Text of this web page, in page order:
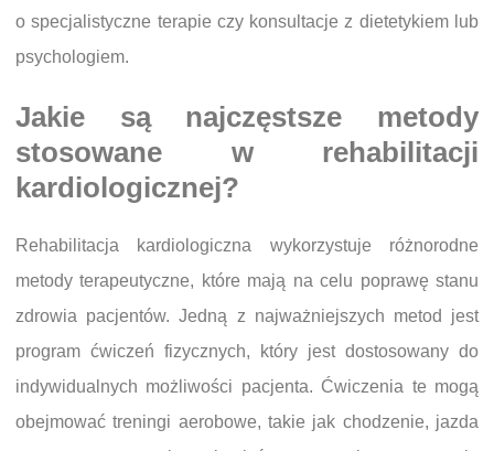
o specjalistyczne terapie czy konsultacje z dietetykiem lub
psychologiem.
Jakie są najczęstsze metody
stosowane w rehabilitacji
kardiologicznej?
Rehabilitacja kardiologiczna wykorzystuje różnorodne
metody terapeutyczne, które mają na celu poprawę stanu
zdrowia pacjentów. Jedną z najważniejszych metod jest
program ćwiczeń fizycznych, który jest dostosowany do
indywidualnych możliwości pacjenta. Ćwiczenia te mogą
obejmować treningi aerobowe, takie jak chodzenie, jazda